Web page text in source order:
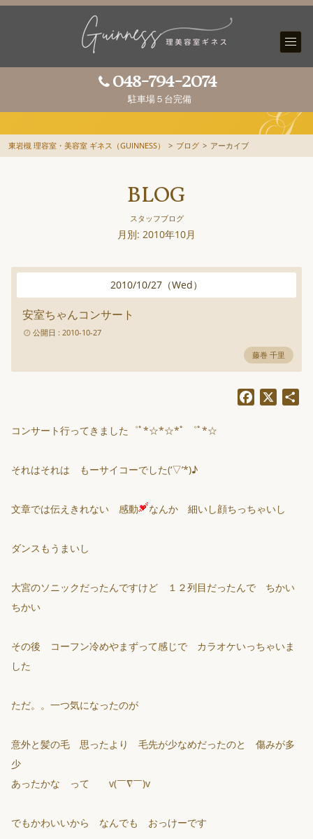
048-794-2074
駐車場５台完備
東岩槻 理容室・美容室 ギネス（GUINNESS） > ブログ > アーカイブ
BLOG
スタッフブログ
月別: 2010年10月
2010/10/27 （Wed）
安室ちゃんコンサート
公開日 : 2010-10-27
藤巻 千里
Facebook
コンサート行ってきました゜ﾟ*☆*☆*ﾟ ゜ﾟ*☆
それはそれは もーサイコーでした(‘▽’*)♪
文章では伝えきれない 感動 なんか 細いし顔ちっちゃいし
ダンスもうまいし
大宮のソニックだったんですけど １２列目だったんで ちかい
ちかい
その後 コーフン冷めやまずって感じで カラオケいっちゃいま
した
ただ。。一つ気になったのが
意外と髪の毛 思ったより 毛先が少なめだったのと 傷みが多
少
あったかな って v(￣∇￣)v
でもかわいいから なんでも おっけーです